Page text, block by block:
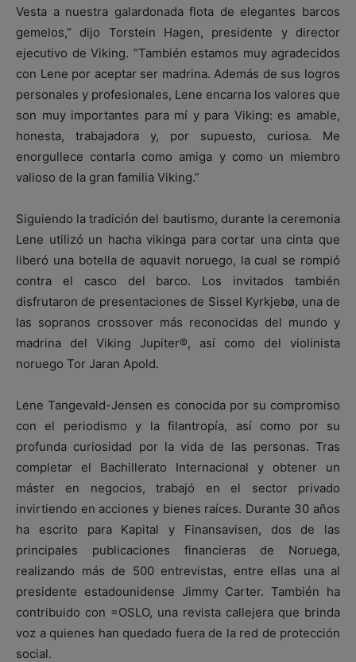
Vesta a nuestra galardonada flota de elegantes barcos
gemelos,” dijo Torstein Hagen, presidente y director
ejecutivo de Viking. “También estamos muy agradecidos
con Lene por aceptar ser madrina. Además de sus logros
personales y profesionales, Lene encarna los valores que
son muy importantes para mí y para Viking: es amable,
honesta, trabajadora y, por supuesto, curiosa. Me
enorgullece contarla como amiga y como un miembro
valioso de la gran familia Viking.”
Siguiendo la tradición del bautismo, durante la ceremonia
Lene utilizó un hacha vikinga para cortar una cinta que
liberó una botella de aquavit noruego, la cual se rompió
contra el casco del barco. Los invitados también
disfrutaron de presentaciones de Sissel Kyrkjebø, una de
las sopranos crossover más reconocidas del mundo y
madrina del Viking Jupiter®, así como del violinista
noruego Tor Jaran Apold.
Lene Tangevald-Jensen es conocida por su compromiso
con el periodismo y la filantropía, así como por su
profunda curiosidad por la vida de las personas. Tras
completar el Bachillerato Internacional y obtener un
máster en negocios, trabajó en el sector privado
invirtiendo en acciones y bienes raíces. Durante 30 años
ha escrito para Kapital y Finansavisen, dos de las
principales publicaciones financieras de Noruega,
realizando más de 500 entrevistas, entre ellas una al
presidente estadounidense Jimmy Carter. También ha
contribuido con =OSLO, una revista callejera que brinda
voz a quienes han quedado fuera de la red de protección
social.